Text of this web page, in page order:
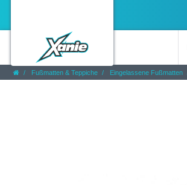
Fußmatten & Teppiche Eingelassene Fußmatten